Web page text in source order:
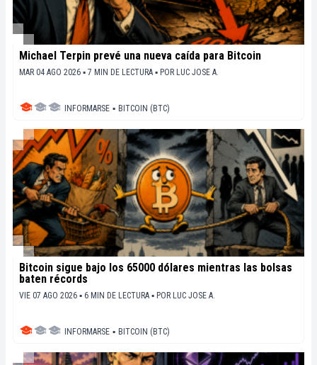
Michael Terpin prevé una nueva caída para Bitcoin
MAR 04 AGO 2026 ▪ 7 MIN DE LECTURA ▪ POR LUC JOSE A.
INFORMARSE ▪ BITCOIN (BTC)
Bitcoin sigue bajo los 65000 dólares mientras las bolsas
baten récords
VIE 07 AGO 2026 ▪ 6 MIN DE LECTURA ▪ POR LUC JOSE A.
INFORMARSE ▪ BITCOIN (BTC)